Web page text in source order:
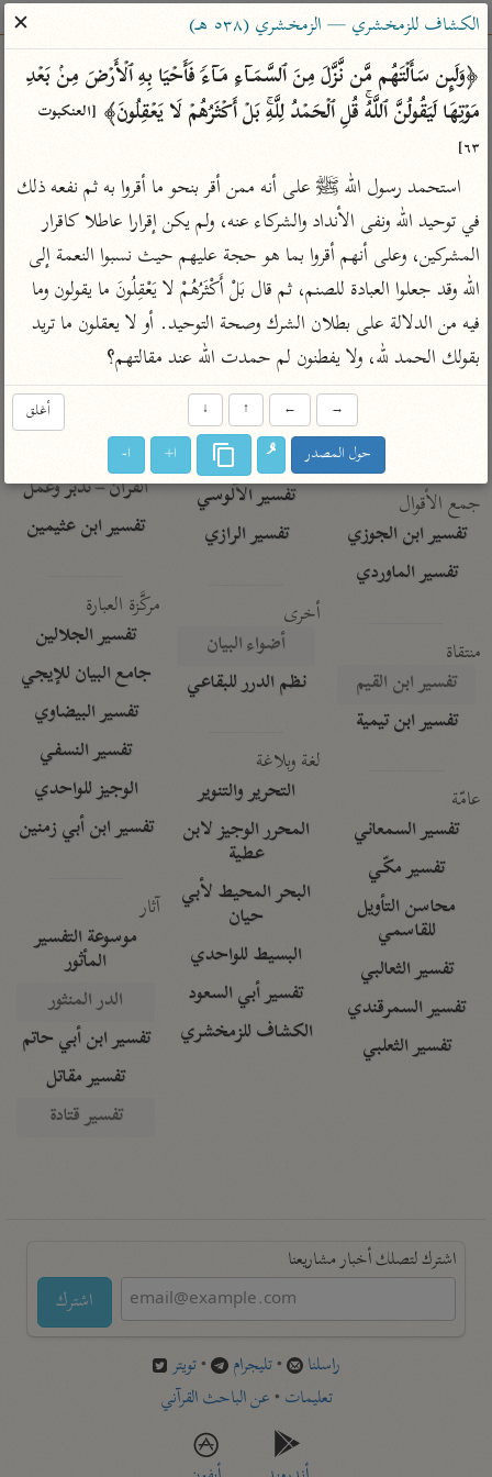
ساهم معنا في نشر القرآن والعلم الشرعي
الباحث القرآني
بحث علوم مصاحف معاجم
Type 2 or more characters for results.
Type 1 or more
characters for results.
أمّهات
تفسير الطبري
تفسير ابن كثير
تفسير القرطبي
جمع الأقوال
تفسير ابن الجوزي
تفسير الماوردي
منتقاة
تفسير ابن القيم
تفسير ابن تيمية
عامّة
تفسير السمعاني
تفسير مكّي
محاسن التأويل
للقاسمي
تفسير الثعالبي
تفسير السمرقندي
تفسير الثعلبي
عامّة
فتح البيان للقنوجي
فتح القدير للشوكاني
تفسير ابن جزي
موسوعات
تفسير الآلوسي
تفسير الرازي
أخرى
أضواء البيان
نظم الدرر للبقاعي
لغة وبلاغة
التحرير والتنوير
المحرر الوجيز لابن
عطية
البحر المحيط لأبي
حيان
البسيط للواحدي
تفسير أبي السعود
الكشاف للزمخشري
معاصرة
الميسر
المختصر في
تفسير السعدي
أيسر التفاسير
القرآن – تدبر وعمل
تفسير ابن عثيمين
مركَّزة العبارة
تفسير الجلالين
جامع البيان للإيجي
تفسير البيضاوي
تفسير النسفي
الوجيز للواحدي
تفسير ابن أبي زمنين
آثار
موسوعة التفسير
المأثور
الدر المنثور
تفسير ابن أبي حاتم
تفسير مقاتل
تفسير قتادة
اشترك لتصلك أخبار مشاريعنا
اشترك
راسلنا •تليجرام •تويتر
تعليمات •عن الباحث القرآني
الكشاف للزمخشري — الزمخشري (٥٣٨ هـ)
✕
مَوۡتِهَا لَیَقُولُنَّ ٱللَّهُۚ قُلِ ٱلۡحَمۡدُ لِلَّهِۚ بَلۡ أَكۡثَرُهُمۡ لَا یَعۡقِلُونَ﴾
٦٣]
في توحيد الله ونفى الأنداد والشركاء عنه، ولم يكن إقرارا عاطلا كاقرار
بقولك الحمد لله، ولا يفطنون لم حمدت الله عند مقالتهم؟
أغلق →
←
↑
↓
حول المصدر ا+ ا-